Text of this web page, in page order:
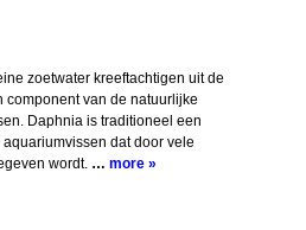
zoetwater kreeftachtigen uit de
van de natuurlijke
Daphnia is traditioneel een
dat door vele
wordt. … more »